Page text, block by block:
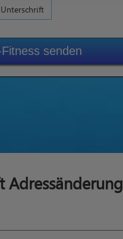
senden
Adressänderung